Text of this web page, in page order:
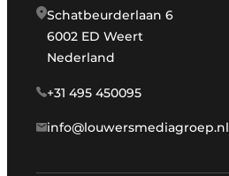
Schatbeurderlaan 6
6002 ED Weert
Nederland
+31 495 450095
info@louwersmediagroep.nl